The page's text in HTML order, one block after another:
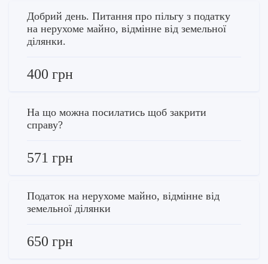
Добрий день. Питання про пільгу з податку
на нерухоме майно, відмінне від земельної
ділянки.
400 грн
На що можна посилатись щоб закрити
справу?
571 грн
Податок на нерухоме майно, відмінне від
земельної ділянки
650 грн